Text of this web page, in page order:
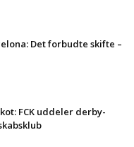
Det forbudte skifte –
FCK uddeler derby-